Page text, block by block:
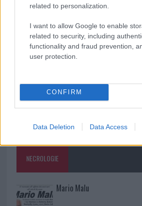
related to personalization.
I want to allow Google to enable
related to security, including
functionality and fraud prevention,
user protection.
CONFIRM
Data Deletion Data Access
Incendio nella notte a Olbia,
NECROLOGIE
Mario Malu